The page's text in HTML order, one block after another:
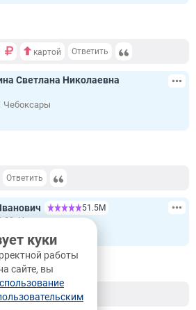
картой Ответить
Светлана Николаевна
Чебоксары
Ответить
51.5М
Иркутск
Ответить
куки
работы
сайте, вы